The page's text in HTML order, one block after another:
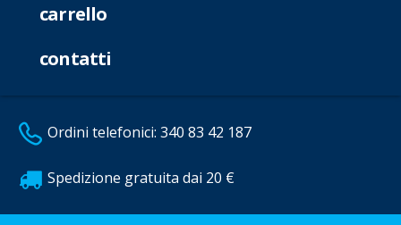
carrello
contatti
Ordini telefonici: 340 83 42 187
Spedizione gratuita dai 20 €